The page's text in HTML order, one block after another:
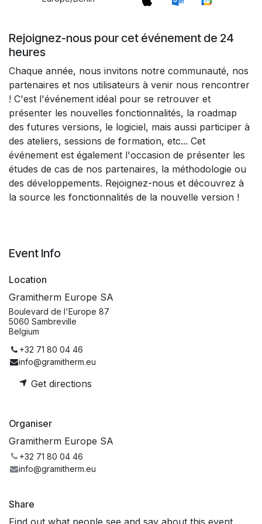
Rejoignez-nous pour cet événement de 24
heures
Chaque année, nous invitons notre communauté, nos
partenaires et nos utilisateurs à venir nous rencontrer
! C'est l'événement idéal pour se retrouver et
présenter les nouvelles fonctionnalités, la roadmap
des futures versions, le logiciel, mais aussi participer à
des ateliers, sessions de formation, etc... Cet
événement est également l'occasion de présenter les
études de cas de nos partenaires, la méthodologie ou
des développements. Rejoignez-nous et découvrez à
la source les fonctionnalités de la nouvelle version !
Event Info
Location
Gramitherm Europe SA
Boulevard de l'Europe 87
5060 Sambreville
Belgium
+32 71 80 04 46
info@gramitherm.eu
Get directions
Organiser
Gramitherm Europe SA
+32 71 80 04 46
info@gramitherm.eu
Share